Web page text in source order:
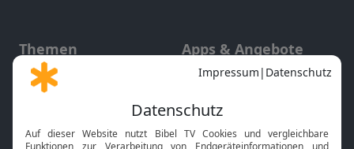
Themen
Gott und Bibel erklärt
Neuigkeiten
Apps & Angebote
Mobile App
Smart TV